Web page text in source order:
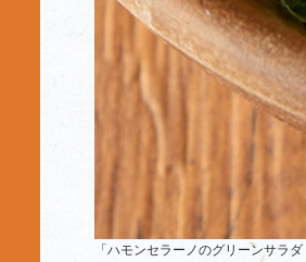
「ハモンセラーノのグリーンサラ